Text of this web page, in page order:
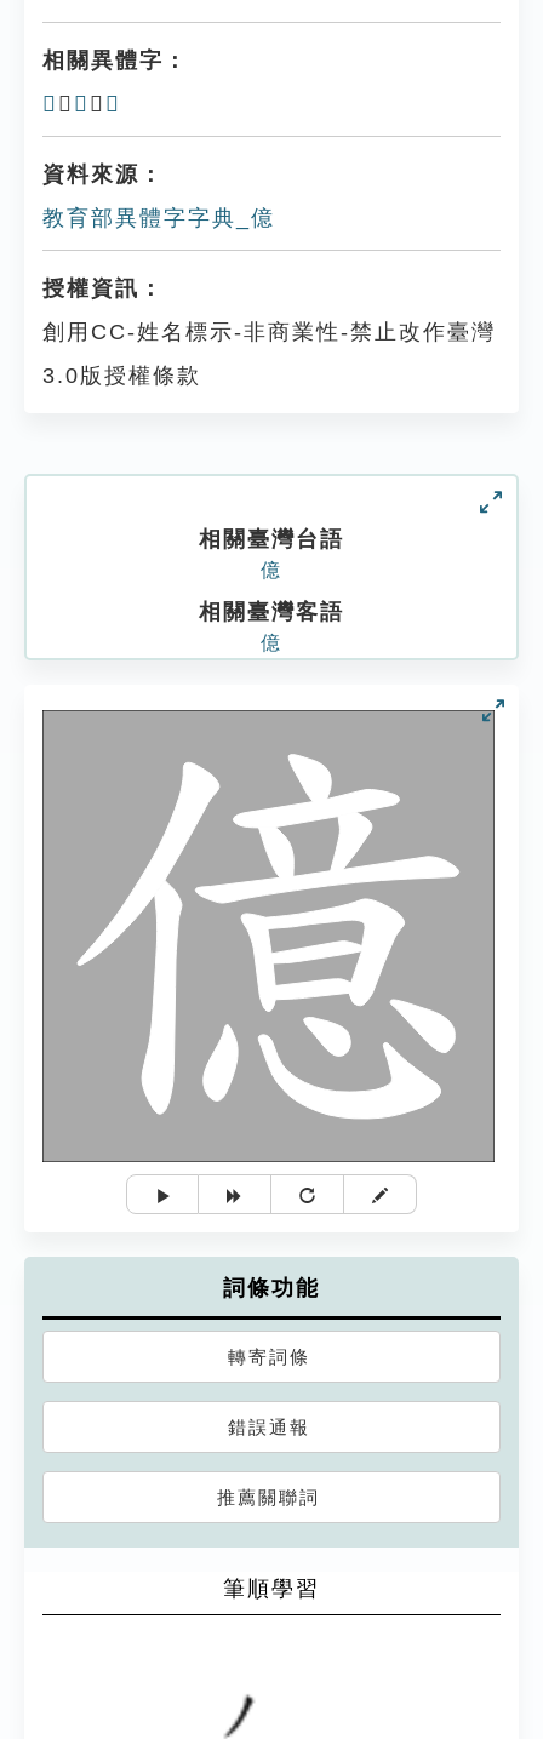
相關異體字：
𠌼 、 𠐥 、 𢡃
資料來源：
教育部異體字字典_億
授權資訊：
創用CC-姓名標示-非商業性-禁止改作臺灣
3.0版授權條款
相關臺灣台語
億
相關臺灣客語
億
詞條功能
轉寄詞條
錯誤通報
推薦關聯詞
筆順學習